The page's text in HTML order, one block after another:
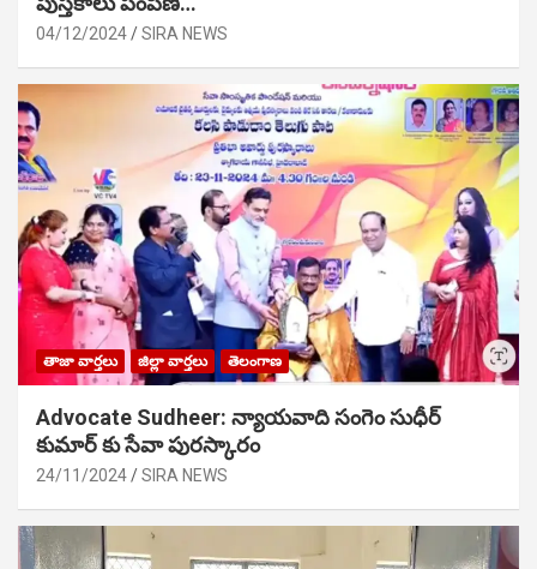
04/12/2024 SIRA NEWS
తాజా వార్తలు జిల్లా వార్తలు తెలంగాణ
Advocate Sudheer: న్యాయవాది సంగెం సుధీర్
కుమార్ కు సేవా పురస్కారం
24/11/2024 SIRA NEWS